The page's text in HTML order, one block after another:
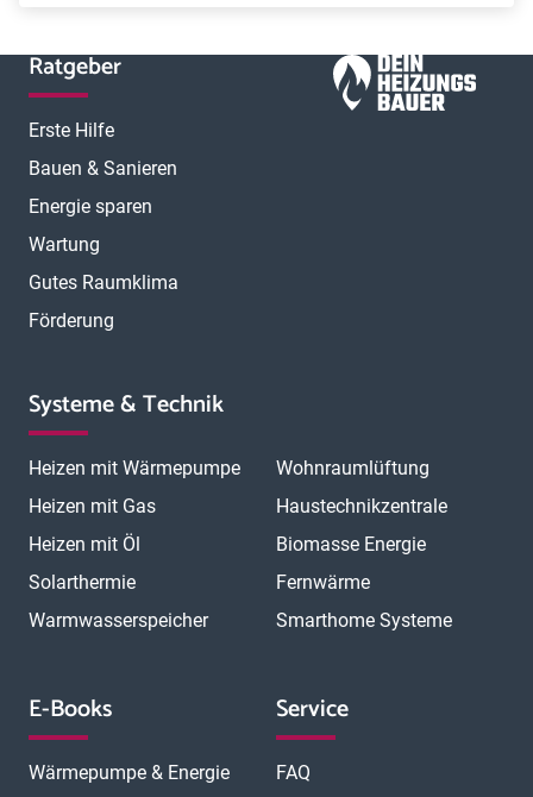
Ratgeber
Erste Hilfe
Bauen & Sanieren
Energie sparen
Wartung
Gutes Raumklima
Förderung
Systeme & Technik
Heizen mit Wärmepumpe
Heizen mit Gas
Heizen mit Öl
Solarthermie
Warmwasserspeicher
Wohnraumlüftung
Haustechnikzentrale
Biomasse Energie
Fernwärme
Smarthome Systeme
E-Books
Wärmepumpe & Energie
Service
FAQ